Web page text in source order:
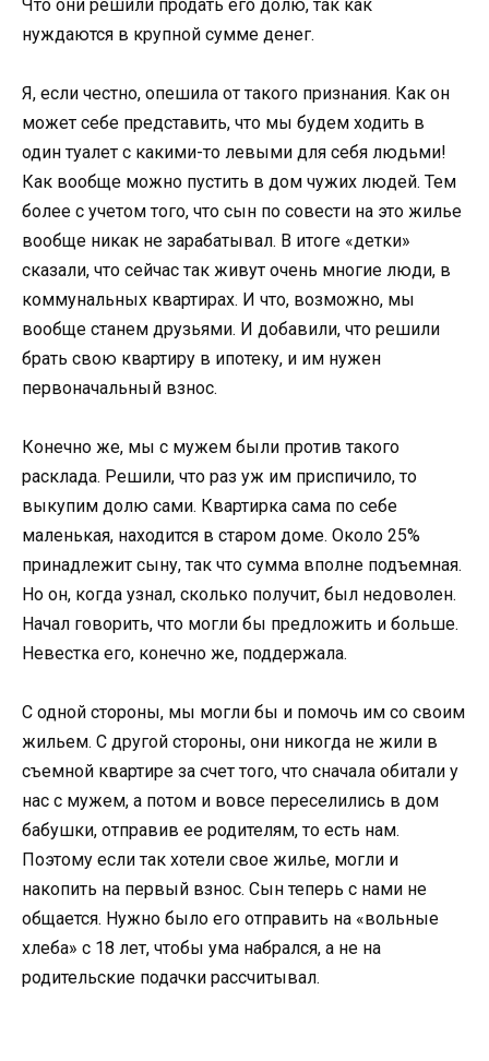
Что они решили продать его долю, так как
нуждаются в крупной сумме денег.
Я, если честно, опешила от такого признания. Как он
может себе представить, что мы будем ходить в
один туалет с какими-то левыми для себя людьми!
Как вообще можно пустить в дом чужих людей. Тем
более с учетом того, что сын по совести на это жилье
вообще никак не зарабатывал. В итоге «детки»
сказали, что сейчас так живут очень многие люди, в
коммунальных квартирах. И что, возможно, мы
вообще станем друзьями. И добавили, что решили
брать свою квартиру в ипотеку, и им нужен
первоначальный взнос.
Конечно же, мы с мужем были против такого
расклада. Решили, что раз уж им приспичило, то
выкупим долю сами. Квартирка сама по себе
маленькая, находится в старом доме. Около 25%
принадлежит сыну, так что сумма вполне подъемная.
Но он, когда узнал, сколько получит, был недоволен.
Начал говорить, что могли бы предложить и больше.
Невестка его, конечно же, поддержала.
С одной стороны, мы могли бы и помочь им со своим
жильем. С другой стороны, они никогда не жили в
съемной квартире за счет того, что сначала обитали у
нас с мужем, а потом и вовсе переселились в дом
бабушки, отправив ее родителям, то есть нам.
Поэтому если так хотели свое жилье, могли и
накопить на первый взнос. Сын теперь с нами не
общается. Нужно было его отправить на «вольные
хлеба» с 18 лет, чтобы ума набрался, а не на
родительские подачки рассчитывал.